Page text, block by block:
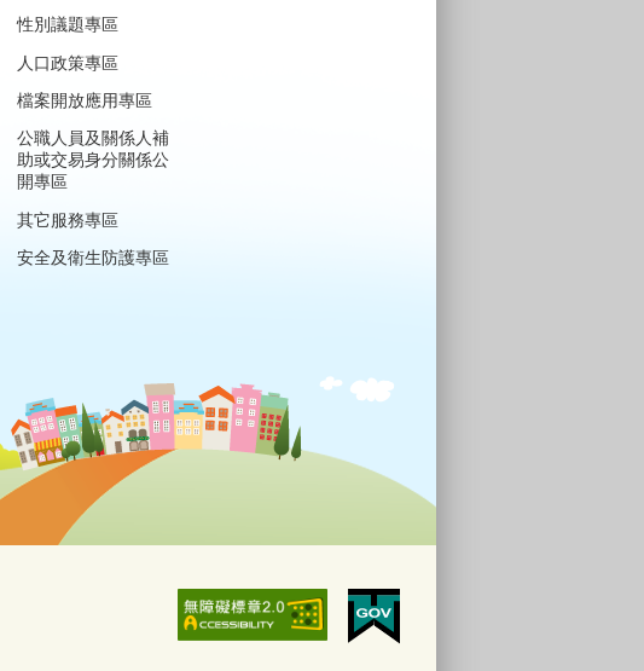
性別議題專區
人口政策專區
檔案開放應用專區
公職人員及關係人補
助或交易身分關係公
開專區
其它服務專區
安全及衛生防護專區